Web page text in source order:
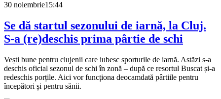
30 noiembrie15:44
Se dă startul sezonului de iarnă, la Cluj.
S-a (re)deschis prima pârtie de schi
Vești bune pentru clujenii care iubesc sporturile de iarnă. Astăzi s-a
deschis oficial sezonul de schi în zonă – după ce resortul Buscat și-a
redeschis porțile. Aici vor funcționa deocamdată pârtiile pentru
începători și pentru sănii.